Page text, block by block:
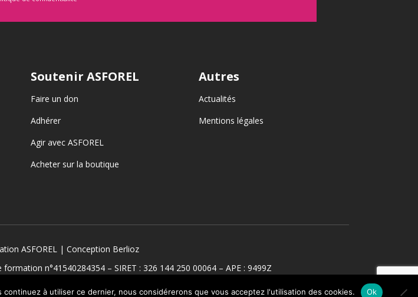
Soutenir ASFOREL
Faire un don
Adhérer
Agir avec ASFOREL
Acheter sur la boutique
Autres
Actualités
Mentions légales
ASFOREL | Conception Berlioz
n°41540284354 – SIRET : 326 144 250 00064 – APE : 9499Z
à utiliser ce dernier, nous considérerons que vous acceptez l'utilisation des cookies. Ok